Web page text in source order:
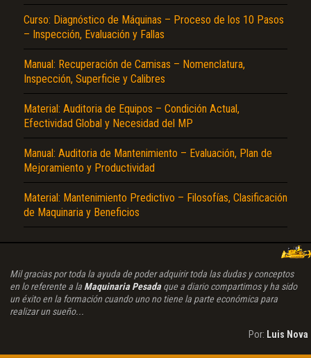
Curso: Diagnóstico de Máquinas – Proceso de los 10 Pasos
– Inspección, Evaluación y Fallas
Manual: Recuperación de Camisas – Nomenclatura,
Inspección, Superficie y Calibres
Material: Auditoria de Equipos – Condición Actual,
Efectividad Global y Necesidad del MP
Manual: Auditoria de Mantenimiento – Evaluación, Plan de
Mejoramiento y Productividad
Material: Mantenimiento Predictivo – Filosofías, Clasificación
de Maquinaria y Beneficios
Mil gracias por toda la ayuda de poder adquirir toda las dudas y conceptos
en lo referente a la Maquinaria Pesadaque a diario compartimos y ha sido
un éxito en la formación cuando uno no tiene la parte económica para
realizar un sueño...
Por: Luis Nova